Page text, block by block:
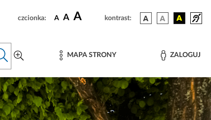
czcionka: A A A kontrast:
MAPA STRONY ZALOGUJ